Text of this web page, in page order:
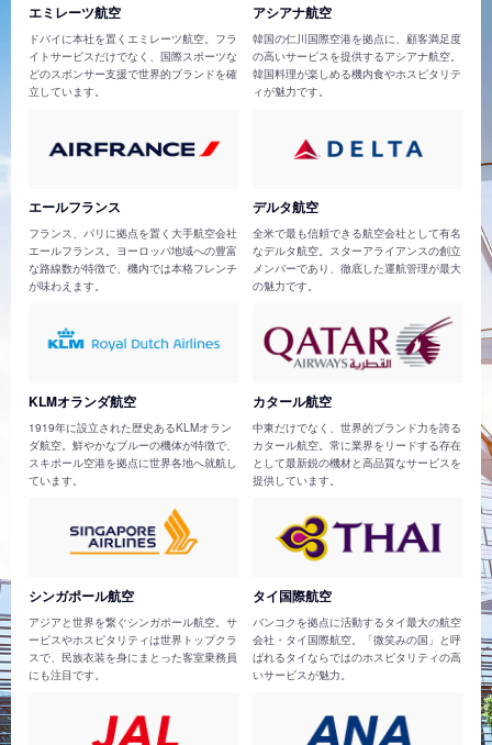
エミレーツ航空
ドバイに本社を置くエミレーツ航空。フラ
イトサービスだけでなく、国際スポーツな
どのスポンサー支援で世界的ブランドを確
立しています。
アシアナ航空
韓国の仁川国際空港を拠点に、顧客満足度
の高いサービスを提供するアシアナ航空。
韓国料理が楽しめる機内食やホスピタリテ
ィが魅力です。
エールフランス
フランス、パリに拠点を置く大手航空会社
エールフランス。ヨーロッパ地域への豊富
な路線数が特徴で、機内では本格フレンチ
が味わえます。
デルタ航空
全米で最も信頼できる航空会社として有名
なデルタ航空。スターアライアンスの創立
メンバーであり、徹底した運航管理が最大
の魅力です。
KLMオランダ航空
1919年に設立された歴史あるKLMオラン
ダ航空。鮮やかなブルーの機体が特徴で、
スキポール空港を拠点に世界各地へ就航し
ています。
カタール航空
中東だけでなく、世界的ブランド力を誇る
カタール航空。常に業界をリードする存在
として最新鋭の機材と高品質なサービスを
提供しています。
シンガポール航空
アジアと世界を繋ぐシンガポール航空。サ
ービスやホスピタリティは世界トップクラ
スで、民族衣装を身にまとった客室乗務員
にも注目です。
タイ国際航空
バンコクを拠点に活動するタイ最大の航空
会社・タイ国際航空。「微笑みの国」と呼
ばれるタイならではのホスピタリティの高
いサービスが魅力。